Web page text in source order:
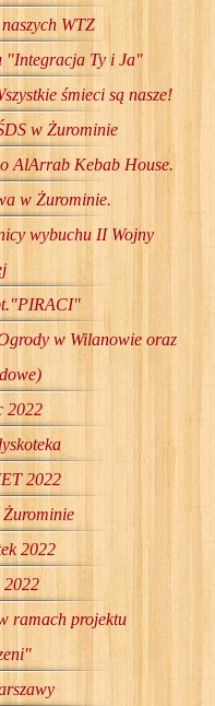
WTZ
"Integracja Ty i Ja"
śmieci są nasze!
w Żurominie
AlArrab Kebab House.
w Żurominie.
wybuchu II Wojny
w Wilanowie oraz
2022
2022
2022
2022
ramach projektu